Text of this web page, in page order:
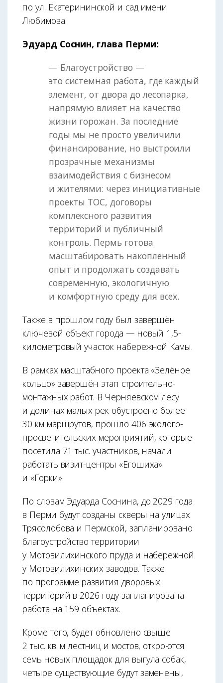
по ул. Екатерининской и сад имени
Любимова.
Эдуард Соснин, глава Перми:
— Благоустройство —
это системная работа, где каждый
элемент, от двора до лесопарка,
напрямую влияет на качество
жизни горожан. За последние
годы мы не просто увеличили
финансирование, но выстроили
прозрачные механизмы
взаимодействия с бизнесом
и жителями: через инициативные
проекты ТОС, договоры
комплексного развития
территорий и публичный
контроль. Пермь готова
масштабировать накопленный
опыт и продолжать создавать
современную, экологичную
и комфортную среду для всех.
Также в прошлом году был завершён
ключевой объект города — новый 1,5-
километровый участок набережной Камы.
В рамках масштабного проекта «Зелёное
кольцо» завершён этап строительно-
монтажных работ. В Черняевском лесу
и долинах малых рек обустроено более
30 км маршрутов, прошло 406 эколого-
просветительских мероприятий, которые
посетила 71 тыс. участников, начали
работать визит-центры «Егошиха»
и «Горки».
По словам Эдуарда Соснина, до 2029 года
в Перми будут созданы скверы на улицах
Трясолобова и Пермской, запланировано
благоустройство территории
у Мотовилихинского пруда и набережной
у Мотовилихинских заводов. Также
по программе развития дворовых
территорий в 2026 году запланирована
работа на 159 объектах.
Кроме того, будет обновлено свыше
2 тыс. кв. м лестниц и мостов, откроются
семь новых площадок для выгула собак,
четыре существующие будут заменены,